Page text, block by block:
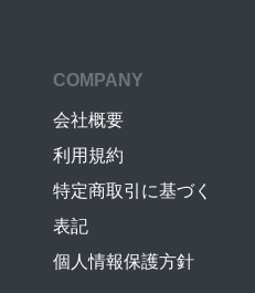
COMPANY
会社概要
利用規約
特定商取引に基づく
表記
個人情報保護方針